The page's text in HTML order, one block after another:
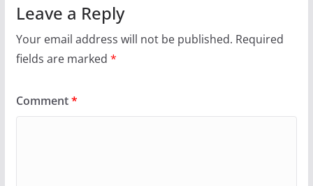
Leave a Reply
Your email address will not be published. Required
fields are marked *
Comment*